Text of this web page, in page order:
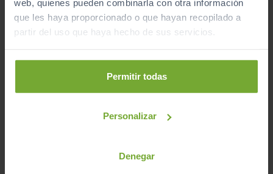
web, quienes pueden combinarla con otra información
que les haya proporcionado o que hayan recopilado a
partir del uso que haya hecho de sus servicios.
Permitir todas
Personalizar
Denegar